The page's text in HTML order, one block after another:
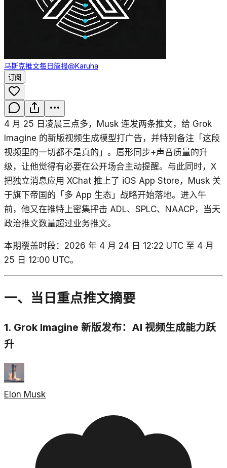
马斯克推文每日简报@Karuha
订阅
4 月 25 日凌晨三点多，Musk 连发两条推文，给 Grok
Imagine 的新版视频生成模型打广告，并特别备注「这段
视频里的一切都不是真的」。唇形同步+声音质量的升
级，让他觉得有必要在公开场合主动提醒。与此同时，X
把独立消息应用 XChat 推上了 iOS App Store，Musk 关
于旗下帝国的「多 App 生态」战略开始落地。进入午
前，他又在推特上密集抨击 ADL、SPLC、NAACP，当天
政治推文数量超过业务推文。
本期覆盖时段：2026 年 4 月 24 日 12:22 UTC 至 4 月
25 日 12:00 UTC。
一、当日重点推文摘要
1. Grok Imagine 新版发布：AI 视频生成能力跃
升
Elon Musk